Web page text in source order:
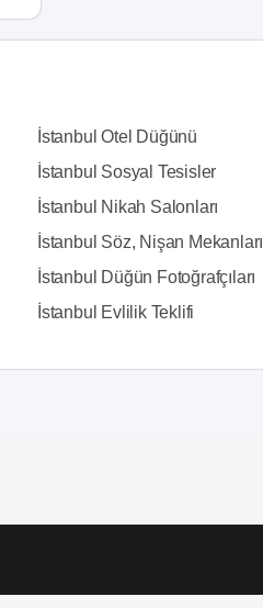
İstanbul Otel Düğünü
İstanbul Sosyal Tesisler
İstanbul Nikah Salonları
İstanbul Söz, Nişan Mekanları
İstanbul Düğün Fotoğrafçıları
İstanbul Evlilik Teklifi